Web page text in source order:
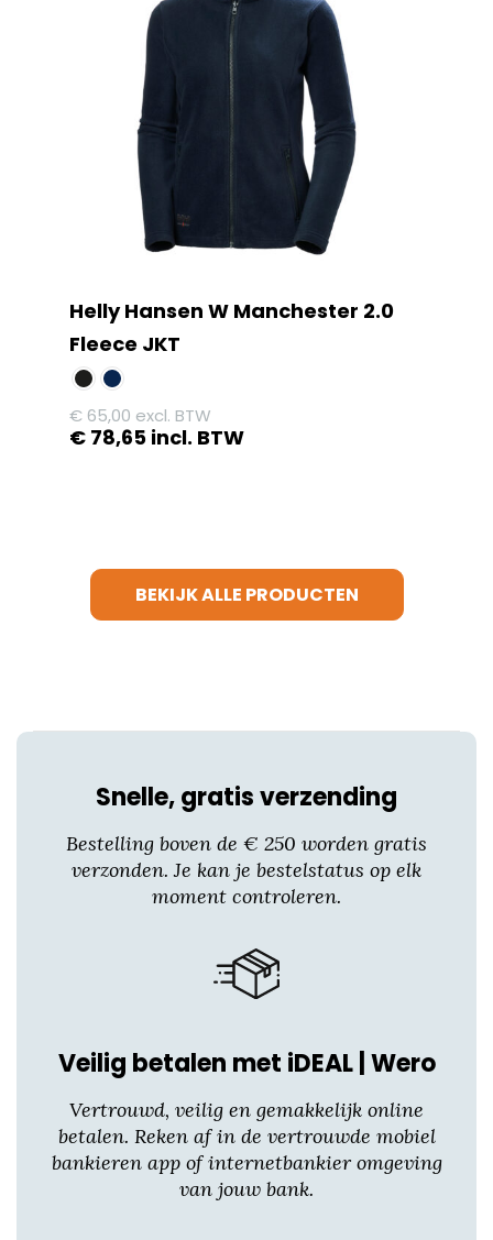
gekozen
productpagina
Helly Hansen W Manchester 2.0
Fleece JKT
€ 65,00 excl. BTW
€ 78,65 incl. BTW
variaties.
op
productpagina
BEKIJK ALLE PRODUCTEN
Snelle, gratis verzending
Bestelling boven de € 250 worden gratis
verzonden. Je kan je bestelstatus op elk
moment controleren.
Veilig betalen met iDEAL | Wero
Vertrouwd, veilig en gemakkelijk online
betalen. Reken af in de vertrouwde mobiel
bankieren app of internetbankier omgeving
van jouw bank.